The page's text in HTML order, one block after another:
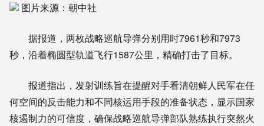
图片来源：朝中社
据报道，两枚战略巡航导弹分别用时7961秒和7973
秒，沿着椭圆型轨道飞行1587公里，精确打击了目标。
报道指出，发射训练旨在提醒对手看清朝鲜人民军在任
何空间的反击能力和不同核运用手段的准备状态，显示国家
核遏制力的可信度，确保战略巡航导弹部队熟练执行突然火